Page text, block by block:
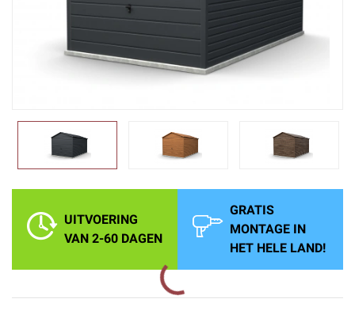
UITVOERING
VAN 2-60 DAGEN
GRATIS
MONTAGE IN
HET HELE LAND!